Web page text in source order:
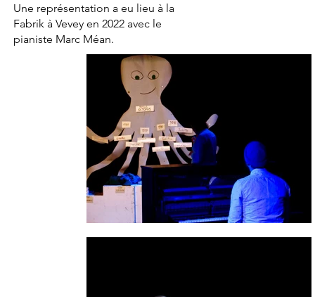
Une représentation a eu lieu à la
Fabrik à Vevey en 2022 avec le
pianiste Marc Méan.